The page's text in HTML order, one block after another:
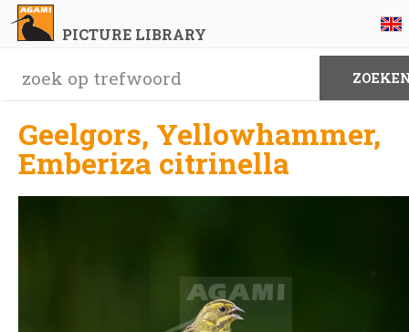
PICTURE LIBRARY
Geelgors, Yellowhammer,
Emberiza citrinella